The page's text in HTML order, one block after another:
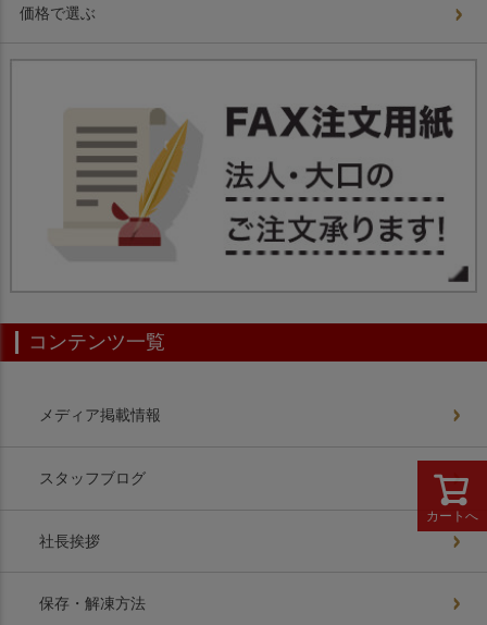
カートへ
価格で選ぶ
コンテンツ一覧
メディア掲載情報
スタッフブログ
社長挨拶
保存・解凍方法